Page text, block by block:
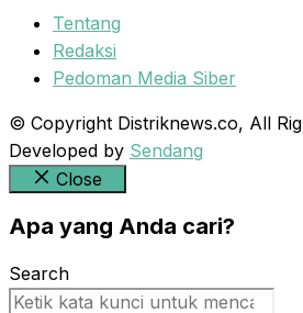
Tentang
Redaksi
Pedoman Media Siber
© Copyright Distriknews.co, All
Developed by Sendang
Close
Apa yang Anda cari?
Search